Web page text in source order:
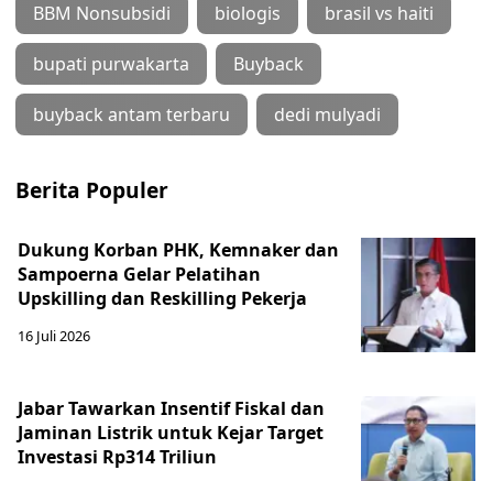
BBM Nonsubsidi biologis brasil vs haiti
bupati purwakarta Buyback
buyback antam terbaru dedi mulyadi
Berita Populer
Dukung Korban PHK, Kemnaker dan
Sampoerna Gelar Pelatihan
Upskilling dan Reskilling Pekerja
16 Juli 2026
Jabar Tawarkan Insentif Fiskal dan
Jaminan Listrik untuk Kejar Target
Investasi Rp314 Triliun